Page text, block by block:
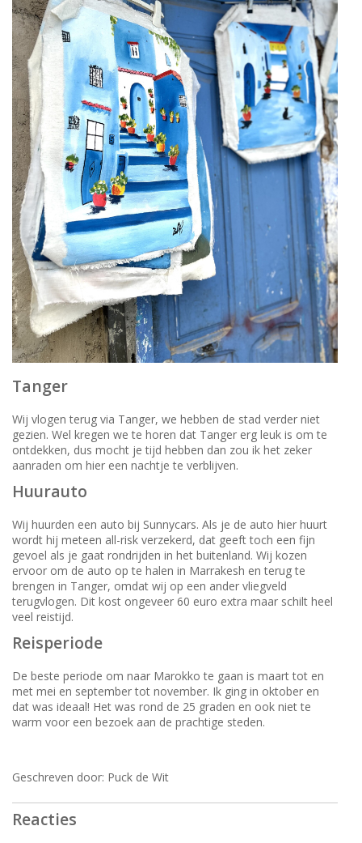
Tanger
Wij vlogen terug via Tanger, we hebben de stad verder niet
gezien. Wel kregen we te horen dat Tanger erg leuk is om te
ontdekken, dus mocht je tijd hebben dan zou ik het zeker
aanraden om hier een nachtje te verblijven.
Huurauto
Wij huurden een auto bij Sunnycars. Als je de auto hier huurt
wordt hij meteen all-risk verzekerd, dat geeft toch een fijn
gevoel als je gaat rondrijden in het buitenland. Wij kozen
ervoor om de auto op te halen in Marrakesh en terug te
brengen in Tanger, omdat wij op een ander vliegveld
terugvlogen. Dit kost ongeveer 60 euro extra maar schilt heel
veel reistijd.
Reisperiode
De beste periode om naar Marokko te gaan is maart tot en
met mei en september tot november. Ik ging in oktober en
dat was ideaal! Het was rond de 25 graden en ook niet te
warm voor een bezoek aan de prachtige steden.
Geschreven door: Puck de Wit
Reacties